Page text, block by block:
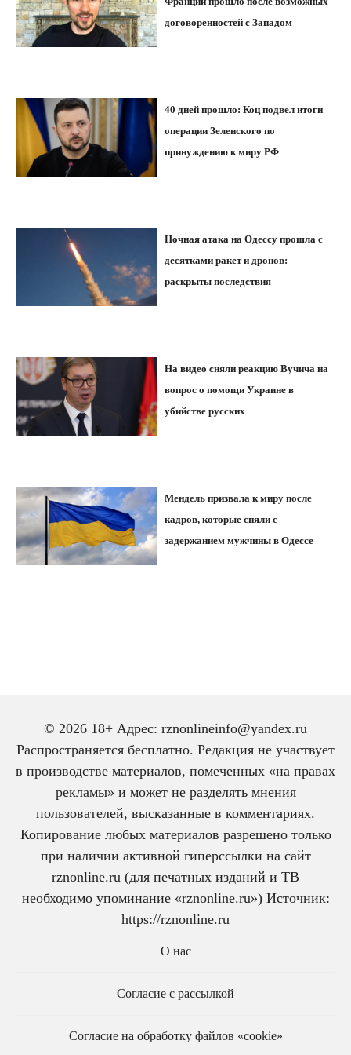
договоренностей с Западом
40 дней прошло: Коц подвел итоги
операции Зеленского по
принуждению к миру РФ
Ночная атака на Одессу прошла с
десятками ракет и дронов:
раскрыты последствия
На видео сняли реакцию Вучича на
вопрос о помощи Украине в
убийстве русских
Мендель призвала к миру после
кадров, которые сняли с
задержанием мужчины в Одессе
© 2026 18+ Адрес: rznonlineinfo@yandex.ru
Распространяется бесплатно. Редакция не участвует
в производстве материалов, помеченных «на правах
рекламы» и может не разделять мнения
пользователей, высказанные в комментариях.
Копирование любых материалов разрешено только
при наличии активной гиперссылки на сайт
rznonline.ru (для печатных изданий и ТВ
необходимо упоминание «rznonline.ru») Источник:
https://rznonline.ru
О нас
Согласие с рассылкой
Согласие на обработку файлов «cookie»